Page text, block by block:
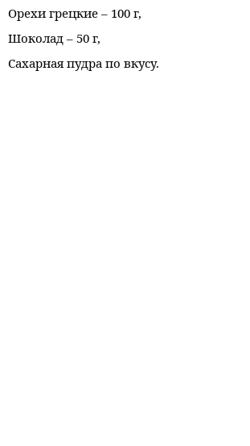
Орехи грецкие – 100 г,
Шоколад – 50 г,
Сахарная пудра по вкусу.